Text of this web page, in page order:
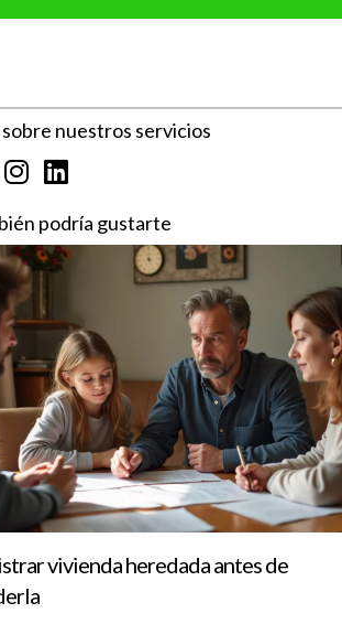
supuesto! Consultar con un asesor fiscal
sobre nuestros servicios
podría gustarte
vivienda heredada antes de